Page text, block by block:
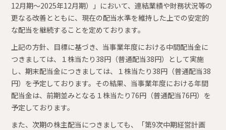
12月期～2025年12月期）」において、連結業績や財務状況等の
更なる改善とともに、現在の配当水準を維持した上での安定的
な配当を継続することを定めております。
上記の方針、目標に基づき、当事業年度における中間配当金に
つきましては、１株当たり38円（普通配当38円）として実施
し、期末配当金につきましては、１株当たり38円（普通配当38
円）を予定しております。その結果、当事業年度における年間
配当金は、前期並みとなる１株当たり76円（普通配当76円）を
予定しております。
また、次期の株主配当につきましても、「第9次中期経営計画